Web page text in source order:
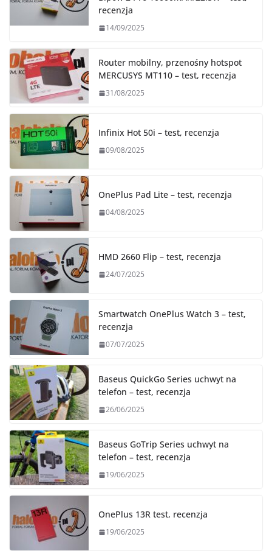
recenzja
14/09/2025
Router mobilny, przenośny hotspot
MERCUSYS MT110 – test, recenzja
31/08/2025
Infinix Hot 50i – test, recenzja
09/08/2025
OnePlus Pad Lite – test, recenzja
04/08/2025
HMD 2660 Flip – test, recenzja
24/07/2025
Smartwatch OnePlus Watch 3 – test,
recenzja
07/07/2025
Baseus QuickGo Series uchwyt na
telefon – test, recenzja
26/06/2025
Baseus GoTrip Series uchwyt na
telefon – test, recenzja
19/06/2025
OnePlus 13R test, recenzja
19/06/2025